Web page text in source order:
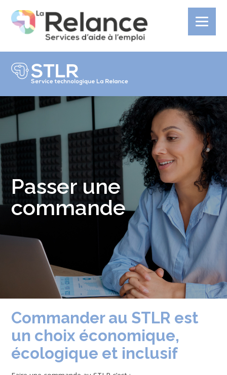
Passer une
commande
Commander au STLR est
un choix économique,
écologique et inclusif